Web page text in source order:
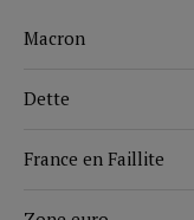
Macron
Dette
France en Faillite